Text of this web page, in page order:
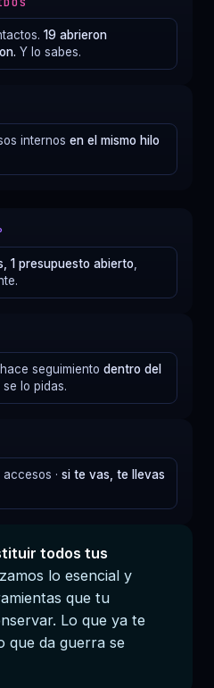
19 abrieron
Y lo sabes.
internos en el mismo hilo
1 presupuesto abierto
seguimiento dentro del
lo pidas.
· si te vas, te llevas
todos tus
lo esencial y
que tu
Lo que ya te
que da guerra se